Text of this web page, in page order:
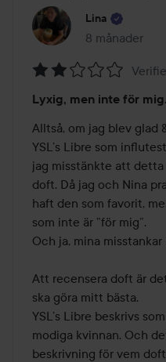
Lina
8 månader
Inlägget
2
av
5
Lyxig, men inte för mig.
Alltså, om jag blev glad
YSL’s Libre som
jag misstänkte att
doft. Då jag och Nina
haft den som favorit,
som inte är ”för mig”.
Och ja, mina
Att recensera doft är
ska göra mitt bästa.
YSL’s Libre beskrivs
modiga kvinnan. Och
beskrivning för vem